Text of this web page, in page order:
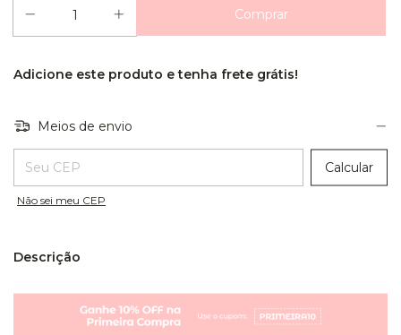
Adicione este produto etenha frete grátis!
Meios de envio
Entregas para o CEP:
Calcular
Não sei meu CEP
Descrição